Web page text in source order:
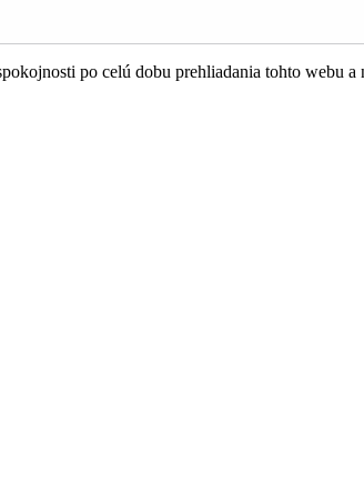
po celú dobu prehliadania tohto webu a